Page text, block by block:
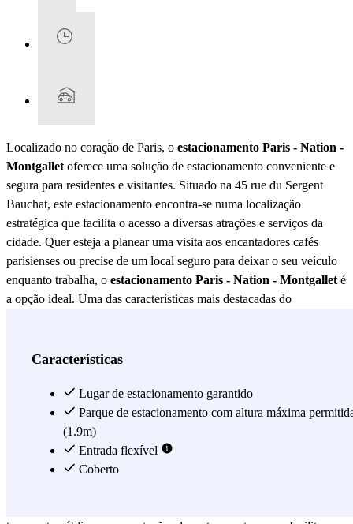
Localizado no coração de Paris, o estacionamento Paris - Nation -
Montgallet oferece uma solução de estacionamento conveniente e
segura para residentes e visitantes. Situado na 45 rue du Sergent
Bauchat, este estacionamento encontra-se numa localização
estratégica que facilita o acesso a diversas atrações e serviços da
cidade. Quer esteja a planear uma visita aos encantadores cafés
parisienses ou precise de um local seguro para deixar o seu veículo
enquanto trabalha, o estacionamento Paris - Nation - Montgallet é
a opção ideal. Uma das características mais destacadas do
estacionamento garante a proteção do seu veículo em todos os
que realiza rondas periódicas para assegurar que tudo está em
ordem. Esta atenção ao detalhe proporciona tranquilidade aos
utilizadores, sabendo que o seu veículo está em boas mãos. O
estacionamento Paris - Nation - Montgallet
pela sua acessibilidade. Com amplas vagas de estacionamento, é
Características
Lugar de estacionamento garantido
Parque de estacionamento com altura máxima
(1.9m)
Entrada flexível
Coberto